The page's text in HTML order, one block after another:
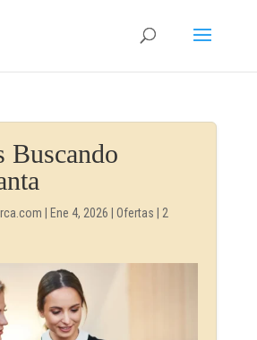
Buscando
Ene 4, 2026 Ofertas
2